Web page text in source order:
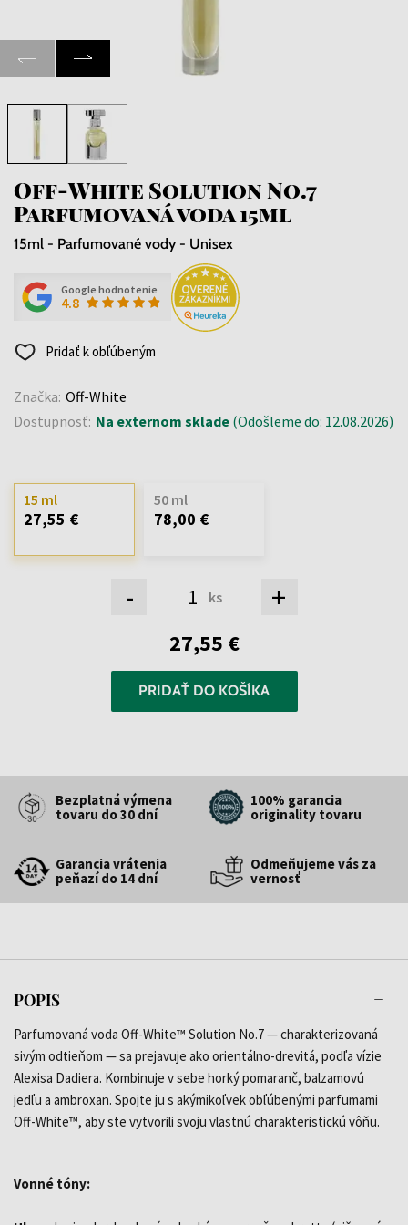
Off-White Solution No.7
Parfumovaná voda 15ml
15ml - Parfumované vody - Unisex
Google hodnotenie
4.8
Pridať k obľúbeným
Značka: Off-White
Dostupnosť: Na externom sklade (Odošleme do: 12.08.2026)
- ks +
15 ml
27,55 €
50 ml
78,00 €
27,55 €
PRIDAŤ DO KOŠÍKA
Bezplatná výmena
tovaru do 30 dní
100% garancia
originality tovaru
Garancia vrátenia
peňazí do 14 dní
Odmeňujeme vás za
vernosť
POPIS
Parfumovaná voda Off-White™ Solution No.7 — charakterizovaná
sivým odtieňom — sa prejavuje ako orientálno-drevitá, podľa vízie
Alexisa Dadiera. Kombinuje v sebe horký pomaranč, balzamovú
jedľu a ambroxan. Spojte ju s akýmikoľvek obľúbenými parfumami
Off-White™, aby ste vytvorili svoju vlastnú charakteristickú vôňu.
Vonné tóny: